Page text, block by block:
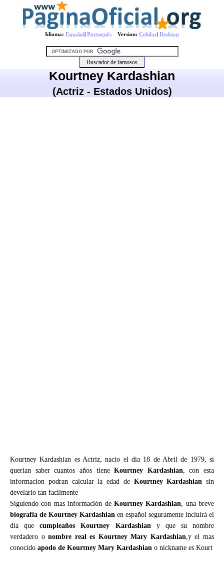
Idioma: Español| Português Version: Celular| Desktop
Kourtney Kardashian
(Actriz - Estados Unidos)
Kourtney Kardashian es Actriz, nacio el dia 18 de Abril de 1979, si
querian saber cuantos años tieneKourtney Kardashian, con esta
informacion podran calcular la edad de Kourtney Kardashian sin
develarlo tan facilmente
Siguiendo con mas información de Kourtney Kardashian, una breve
biografia de Kourtney Kardashian en español seguramente incluirá el
dia quecumpleaños Kourtney Kardashiany que su nombre
verdadero onombre real es Kourtney Mary Kardashian,y el mas
conocido apodo de Kourtney Mary Kardashian o nickname es Kourt